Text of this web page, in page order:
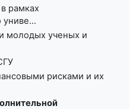
рамках
униве...
молодых ученых и
рисками и их